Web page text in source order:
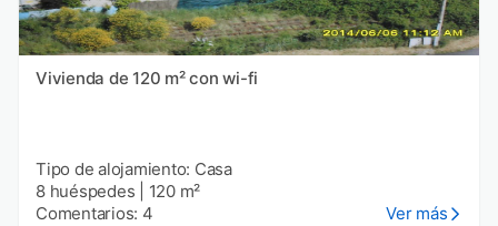
Vivienda de 120 m² con wi-fi
Tipo de alojamiento: Casa
8 huéspedes
120 m²
Comentarios: 4
Ver más